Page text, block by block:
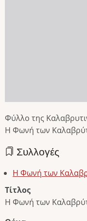
Φύλλο της
Η Φωνή των
Συλλογές
Η Φωνή των
Τίτλος
Η Φωνή των